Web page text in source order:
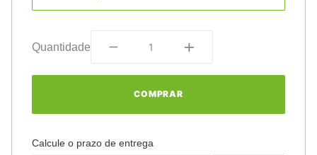
Quantidade
COMPRAR
Calcule o prazo de entrega